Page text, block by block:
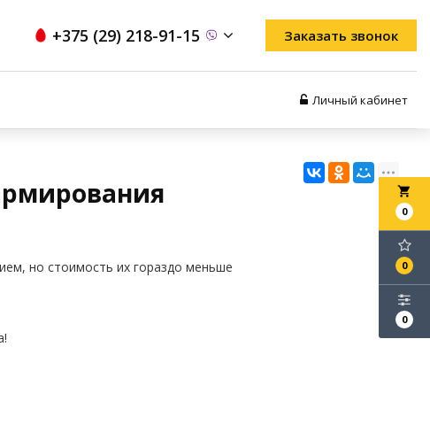
+375 (29) 218-91-15 Заказать звонок
Личный кабинет
local_grocery_store
0
0
0
но стоимость их гораздо меньше